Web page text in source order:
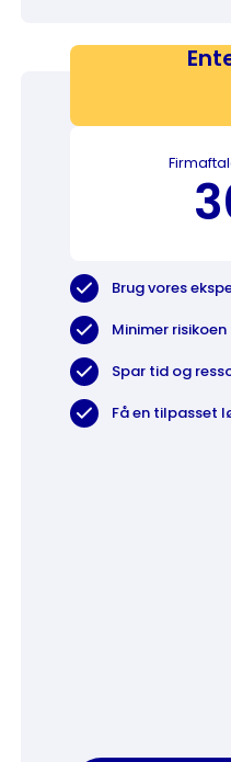
Brug vores
Minimer
Spar tid og
Få en tilpasset